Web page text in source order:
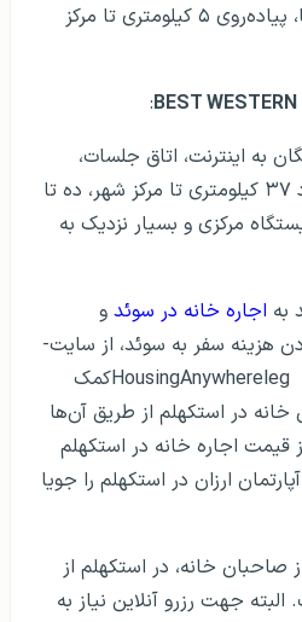
اتاق جلسات، باشگاه و سونا، پیاده‌روی ۵ کیلومتری تا مرکز
BEST WESTERN
:
به اینترنت، اتاق جلسات،
باشگاه و سونا، فاصله حدود ۳۷ کیلومتری تا مرکز شهر، ده تا
مرکزی و بسیار نزدیک به
به اجاره خانه در سوئد و
هزینه سفر به سوئد، از سایت‌­
HousingAnywherelegکمک
خانه در استکهلم از طریق آن‌ها
قیمت اجاره خانه در استکهلم
ارزان در استکهلم را جویا
صاحبان خانه، در استکهلم از
است. البته جهت رزرو آنلاین نیاز به